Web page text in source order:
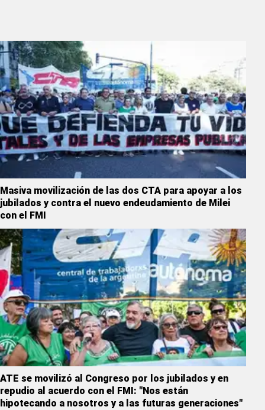
Masiva movilización de las dos CTA para apoyar a los
jubilados y contra el nuevo endeudamiento de Milei
con el FMI
ATE se movilizó al Congreso por los jubilados y en
repudio al acuerdo con el FMI: "Nos están
hipotecando a nosotros y a las futuras generaciones"